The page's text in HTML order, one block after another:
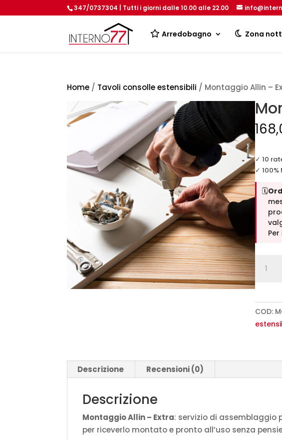
347/0737304 | Tutti i giorni dalle 10.00 alle 22.00
Arredobagno Zona
Home / Tavoli consolle estensibili / Montaggio Allin –
✓ 10
✓ 100%
🗓️
Allin
-
COD:
Descrizione Recensioni (0)
Descrizione
Montaggio Allin – Extra: servizio di assemblaggio
per riceverlo montato e pronto all’uso senza